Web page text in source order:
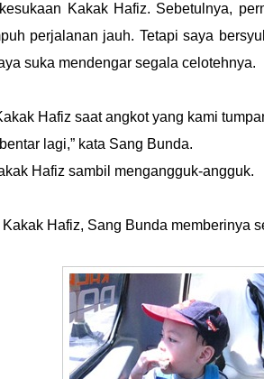
Kakak Hafiz. Sebetulnya,
perjalanan jauh. Tetapi saya
suka mendengar segala celotehnya.
Hafiz saat angkot yang kami
lagi,” kata Sang Bunda.
Hafiz sambil mengangguk-angguk.
Hafiz, Sang Bunda memberinya